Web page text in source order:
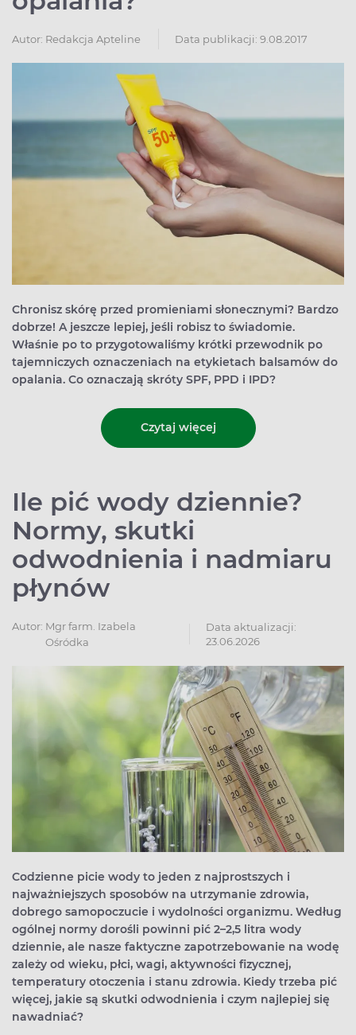
Autor: Redakcja Apteline Data publikacji: 9.08.2017
Chronisz skórę przed promieniami słonecznymi? Bardzo
dobrze! A jeszcze lepiej, jeśli robisz to świadomie.
Właśnie po to przygotowaliśmy krótki przewodnik po
tajemniczych oznaczeniach na etykietach balsamów do
opalania. Co oznaczają skróty SPF, PPD i IPD?
Czytaj więcej
Ile pić wody dziennie?
Normy, skutki
odwodnienia i nadmiaru
płynów
Autor: Mgr farm. Izabela
Ośródka
Data aktualizacji:
23.06.2026
Codzienne picie wody to jeden z najprostszych i
najważniejszych sposobów na utrzymanie zdrowia,
dobrego samopoczucie i wydolności organizmu. Według
ogólnej normy dorośli powinni pić 2–2,5 litra wody
dziennie, ale nasze faktyczne zapotrzebowanie na wodę
zależy od wieku, płci, wagi, aktywności fizycznej,
temperatury otoczenia i stanu zdrowia. Kiedy trzeba pić
więcej, jakie są skutki odwodnienia i czym najlepiej się
nawadniać?